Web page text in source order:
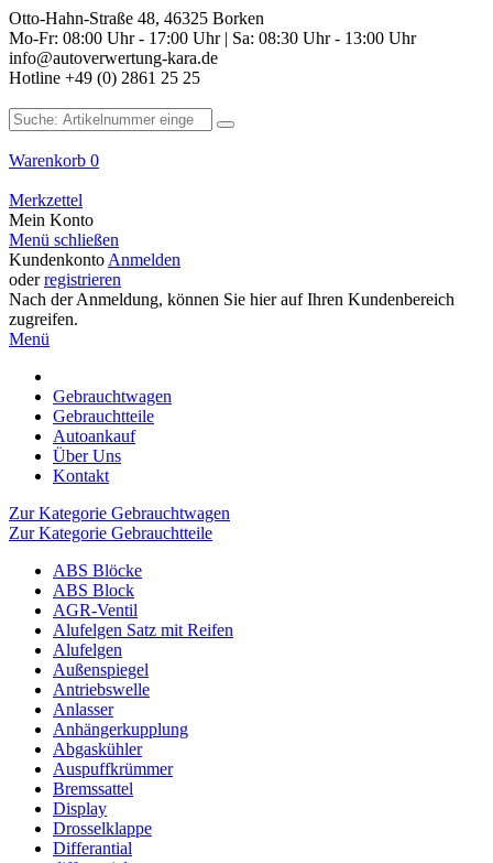
Otto-Hahn-Straße 48, 46325 Borken
Mo-Fr: 08:00 Uhr - 17:00 Uhr | Sa: 08:30 Uhr - 13:00 Uhr
info@autoverwertung-kara.de
Hotline +49 (0) 2861 25 25
Warenkorb 0
Merkzettel
Mein Konto
Menü schließen
Kundenkonto Anmelden
oderregistrieren
Nach der Anmeldung, können Sie hier auf Ihren Kundenbereich
zugreifen.
Menü
Gebrauchtwagen
Gebrauchtteile
Autoankauf
Über Uns
Kontakt
Zur Kategorie Gebrauchtwagen
Zur Kategorie Gebrauchtteile
ABS Blöcke
ABS Block
AGR-Ventil
Alufelgen Satz mit Reifen
Alufelgen
Außenspiegel
Antriebswelle
Anlasser
Anhängerkupplung
Abgaskühler
Auspuffkrümmer
Bremssattel
Display
Drosselklappe
Differantial